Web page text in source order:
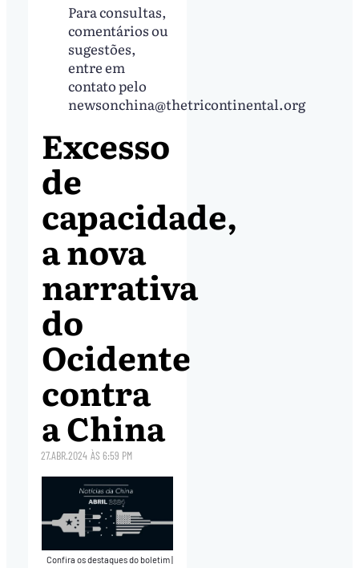
Para consultas,
comentários ou
sugestões,
entre em
contato pelo
newsonchina@thetricontinental.org
Excesso
de
capacidade,
a nova
narrativa
do
Ocidente
contra
a China
27.ABR.2024 ÀS6:59 PM
Confira os destaques do boletim